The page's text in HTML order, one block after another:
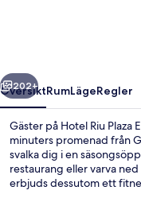
Nästa
202+
ÖversiktRumLägeRegler
Gäster på Hotel Riu
minuters promenad från
svalka dig i en
restaurang eller varva
erbjuds dessutom ett